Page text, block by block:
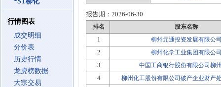
行情图表
成交明细
分价表
历史行情
龙虎榜数据
大宗交易
报告期： 2026-06-30
排名
股东名称
1
柳州元通投资发展有限公
2
柳州化学工业集团有限公
3
中国工商银行股份有限公司柳
4
柳州化工股份有限公司破产企业财产